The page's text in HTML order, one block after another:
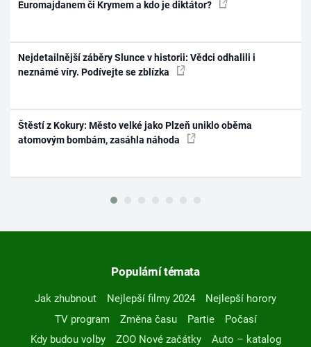
Euromajdanem či Krymem a kdo je diktátor?
Nejdetailnější záběry Slunce v historii: Vědci odhalili i
neznámé víry. Podívejte se zblízka
Štěstí z Kokury: Město velké jako Plzeň uniklo oběma
atomovým bombám, zasáhla náhoda
Populární témata
Jak zhubnout Nejlepší filmy 2024
Nejlepší horory
TV program
Změna času Partie
Počasí
Kdy budou volby
ZOO Nové začátky
Auto – katalog